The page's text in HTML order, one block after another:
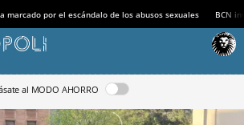
marcado por el escándalo de los abusos sexuales BCN
al MODO AHORRO